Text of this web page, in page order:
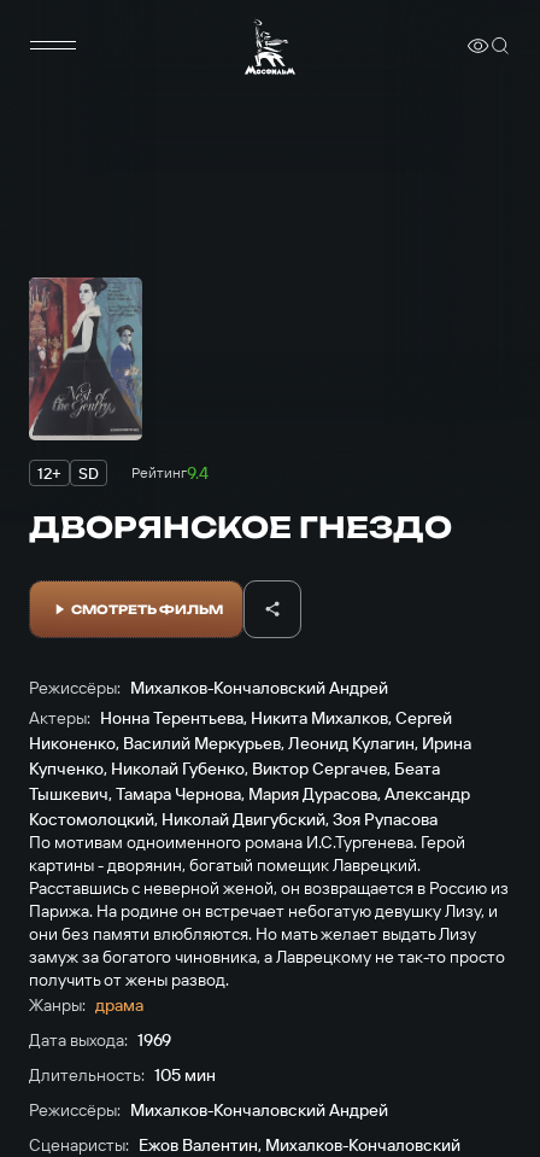
12+ SD Рейтинг9.4
ДВОРЯНСКОЕ ГНЕЗДО
Режиссёры: Михалков-Кончаловский Андрей
Актеры: Нонна Терентьева, Никита Михалков,Сергей
Никоненко, Василий Меркурьев,Леонид Кулагин, Ирина
Купченко, Николай Губенко, Виктор Сергачев, Беата
Тышкевич,Тамара Чернова, Мария Дурасова,Александр
Костомолоцкий, Николай Двигубский,Зоя Рупасова
СМОТРЕТЬ ФИЛЬМ
По мотивам одноименного романа И.С.Тургенева. Герой
картины - дворянин, богатый помещик Лаврецкий.
Расставшись с неверной женой, он возвращается в Россию из
Парижа. На родине он встречает небогатую девушку Лизу, и
они без памяти влюбляются. Но мать желает выдать Лизу
замуж за богатого чиновника, а Лаврецкому не так-то просто
получить от жены развод.
Жанры: драма
Дата выхода: 1969
Длительность: 105 мин
Режиссёры: Михалков-Кончаловский Андрей
Сценаристы: Ежов Валентин, Михалков-Кончаловский